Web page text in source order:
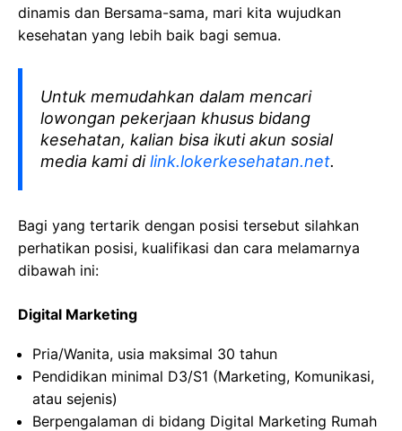
dinamis dan Bersama-sama, mari kita wujudkan
kesehatan yang lebih baik bagi semua.
Untuk memudahkan dalam mencari
lowongan pekerjaan khusus bidang
kesehatan, kalian bisa ikuti akun sosial
media kami dilink.lokerkesehatan.net.
Bagi yang tertarik dengan posisi tersebut silahkan
perhatikan posisi, kualifikasi dan cara melamarnya
dibawah ini:
Digital Marketing
Pria/Wanita, usia maksimal 30 tahun
Pendidikan minimal D3/S1 (Marketing, Komunikasi,
atau sejenis)
Berpengalaman di bidang Digital Marketing Rumah